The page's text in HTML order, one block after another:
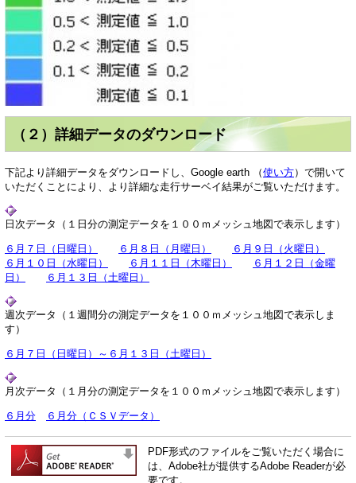
（２）詳細データのダウンロード
下記より詳細データをダウンロードし、Google earth （使い方）で開いて
いただくことにより、より詳細な走行サーベイ結果がご覧いただけます。
日次データ（１日分の測定データを１００ｍメッシュ地図で表示します）
６月７日（日曜日） ６月８日（月曜日）
６月９日（火曜日）
６月１０日（水曜日）
６月１１日（木曜日）
６月１２日（金曜
日）
６月１３日（土曜日）
週次データ（１週間分の測定データを１００ｍメッシュ地図で表示しま
す）
６月７日（日曜日）～６月１３日（土曜日）
月次データ（１月分の測定データを１００ｍメッシュ地図で表示します）
６月分 ６月分（ＣＳＶデータ）
PDF形式のファイルをご覧いただく場合に
は、Adobe社が提供するAdobe Readerが必
要です。